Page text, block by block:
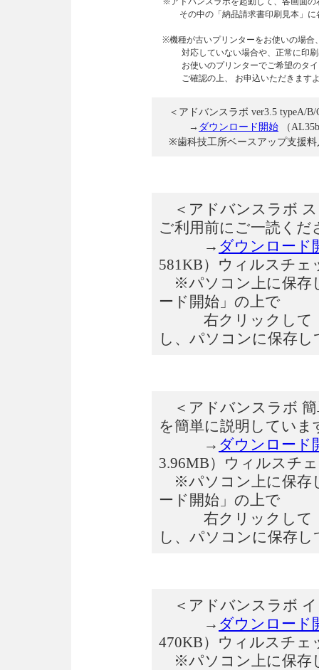
その中の「納品請求書印刷見本」に
※機種が古いプリンターをお使いの場合
対応していない場合や、正常に印刷
お使いのプリンターでご希望のタイ
ご確認の上、 お申込いただきますよ
＜アドバンスラボ ver3.5 typeA/
→ ダウンロード開始 （
※歯科技工所ベースアップ支援料
＜アドバンスラボ
ご利用前にご一読くだ
→ ダウンロード
581KB）ウィルスチェ
※パソコン上に保存
ード開始」の上で
右クリックして「
し、パソコンに保存し
＜アドバンスラボ
を簡単に説明していま
→ ダウンロード
3.96MB）ウィルスチ
※パソコン上に保存
ード開始」の上で
右クリックして「
し、パソコンに保存し
＜アドバンスラボ イ
→ ダウンロード
470KB）ウィルスチェ
※パソコン上に保存